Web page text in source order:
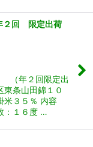
回 限定出荷
年２回限定出
東条山田錦１０
３５％ 内容
：１６度 …